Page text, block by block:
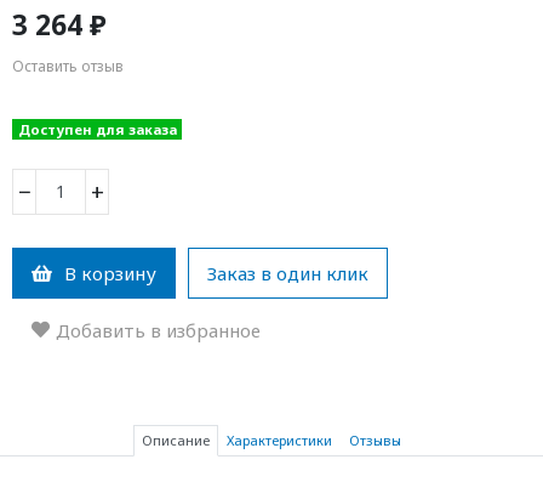
3 264 ₽
Оставить отзыв
Доступен для заказа
− +
В корзину Заказ в один клик
Добавить в избранное
Описание Характеристики Отзывы